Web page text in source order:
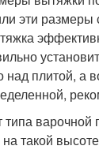
эти размеры
плитой, а
типа
такой